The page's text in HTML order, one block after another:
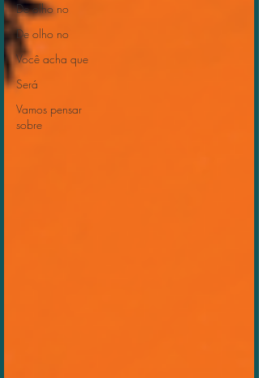
De olho no
De olho no
Você acha que
Será
Vamos pensar
sobre